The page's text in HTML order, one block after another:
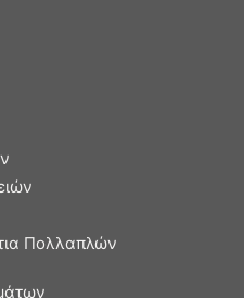
Πολλαπλών